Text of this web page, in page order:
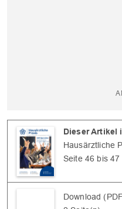
Dieser Artikel
Hausärztliche
Seite 46 bis 47
Download